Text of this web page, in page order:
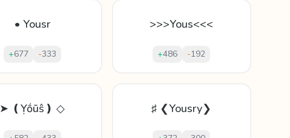
• Yousr
+677 -333
>>>Yous<<<
+486 -192
➤ ❪Ỵṓūŝ❫ ◇ ♯ ❮Yousry❯